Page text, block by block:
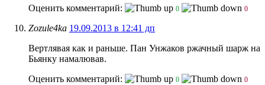
Оценить комментарий:
0 0
Zozule4ka 19.09.2013 в 12:41 дп
Вертлявая как и раньше. Пан Унжаков ржачный шарж на
Бьянку намалював.
Оценить комментарий:
0 0